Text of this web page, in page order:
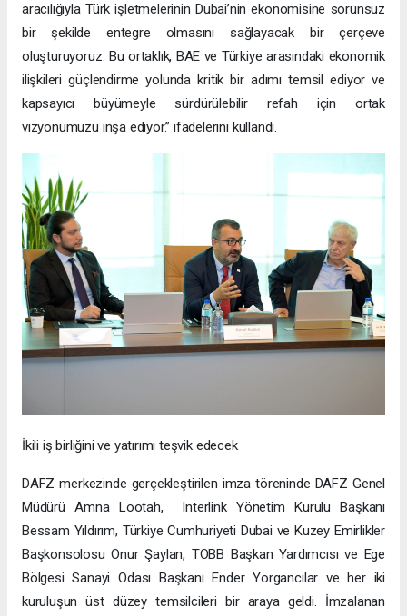
aracılığıyla Türk işletmelerinin Dubai’nin ekonomisine sorunsuz
bir şekilde entegre olmasını sağlayacak bir çerçeve
oluşturuyoruz. Bu ortaklık, BAE ve Türkiye arasındaki ekonomik
ilişkileri güçlendirme yolunda kritik bir adımı temsil ediyor ve
kapsayıcı büyümeyle sürdürülebilir refah için ortak
vizyonumuzu inşa ediyor.” ifadelerini kullandı.
İkili iş birliğini ve yatırımı teşvik edecek
DAFZ merkezinde gerçekleştirilen imza töreninde DAFZ Genel
Müdürü Amna Lootah, Interlink Yönetim Kurulu Başkanı
Bessam Yıldırım, Türkiye Cumhuriyeti Dubai ve Kuzey Emirlikler
Başkonsolosu Onur Şaylan, TOBB Başkan Yardımcısı ve Ege
Bölgesi Sanayi Odası Başkanı Ender Yorgancılar ve her iki
kuruluşun üst düzey temsilcileri bir araya geldi. İmzalanan